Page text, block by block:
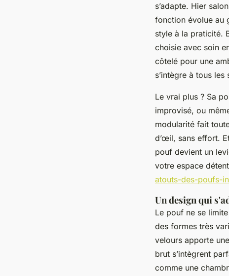
s’adapte. Hier
fonction évolue au
style à la praticité.
choisie avec soin
côtelé pour une
s’intègre à tous
Le vrai plus ? Sa
improvisé, ou
modularité fait
d’œil, sans effort.
pouf devient un
votre espace
atouts-des-poufs-
Un design qui
Le pouf ne se
des formes très
velours apporte
brut s’intègrent
comme une